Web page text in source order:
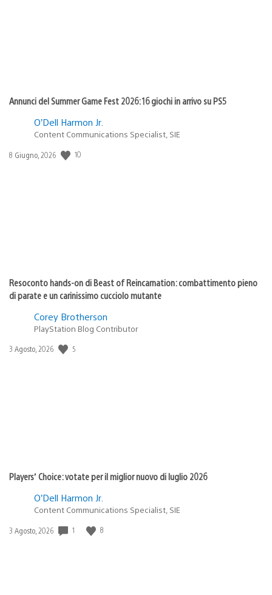
Annunci del Summer Game Fest 2026: 16 giochi in arrivo su PS5
O’Dell Harmon Jr.
Content Communications Specialist, SIE
Data
8 Giugno, 2026 10
Resoconto hands-on di Beast of Reincarnation: combattimento pieno
di parate e un carinissimo cucciolo mutante
Corey Brotherson
PlayStation Blog Contributor
Data
3 Agosto, 2026 5
Players’ Choice: votate per il miglior nuovo di luglio 2026
O’Dell Harmon Jr.
Content Communications Specialist, SIE
Data
3 Agosto, 2026 1 8